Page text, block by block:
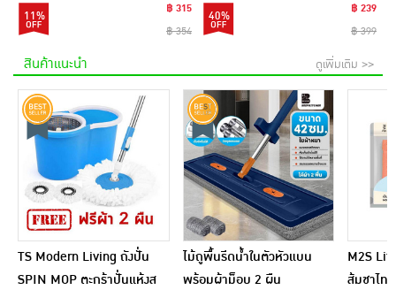
11%
฿ 315
฿ 354
40%
฿ 239
฿ 399
สินค้าแนะนำ ดูเพิ่มเติม >>
TS Modern Living ถังปั่น
SPIN MOP ตะกร้าปั่นแห้งส
ไม้ถูพื้นรีดน้ำในตัวหัวแบน
พร้อมผ้าม็อบ 2 ผืน
M2S
ส้มชาไท